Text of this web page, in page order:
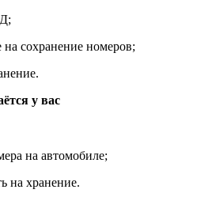
на сохранение номеров;
у вас
на автомобиле;
на хранение.